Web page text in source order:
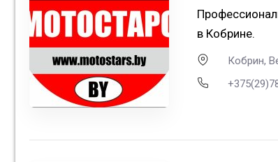
в Кобрине.
Кобрин,